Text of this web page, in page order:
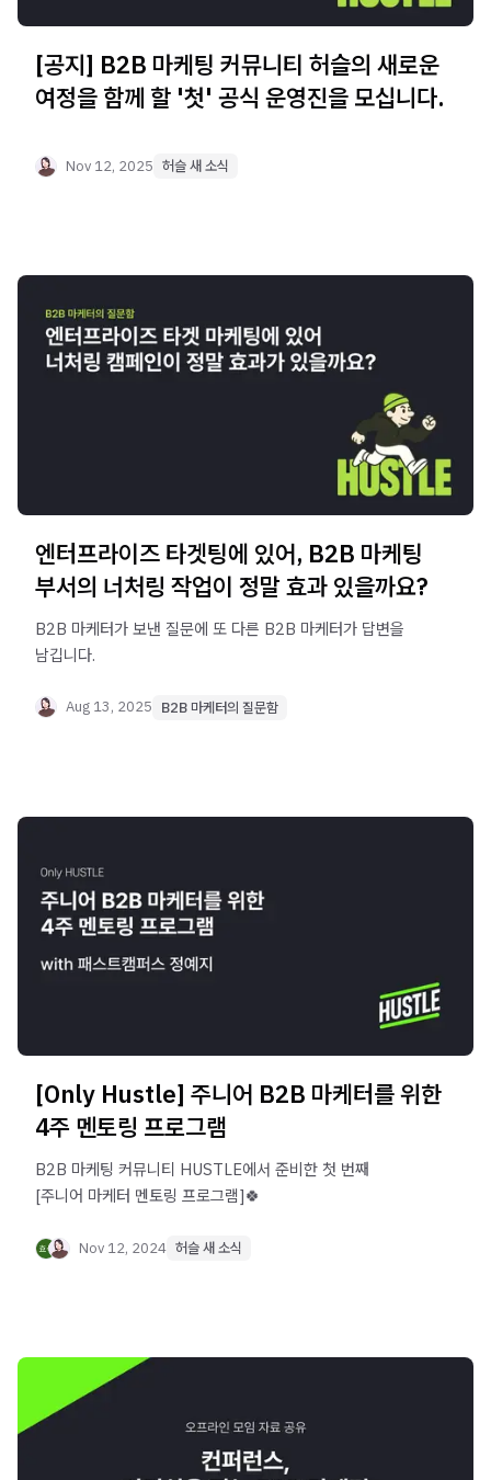
[공지] B2B 마케팅 커뮤니티 허슬의 새로운
여정을 함께 할 '첫' 공식 운영진을 모십니다.
Nov 12, 2025 허슬 새 소식
엔터프라이즈 타겟팅에 있어, B2B 마케팅
부서의 너처링 작업이 정말 효과 있을까요?
B2B 마케터가 보낸 질문에 또 다른 B2B 마케터가 답변을
남깁니다.
Aug 13, 2025 B2B 마케터의 질문함
[Only Hustle] 주니어 B2B 마케터를 위한
4주 멘토링 프로그램
B2B 마케팅 커뮤니티 HUSTLE에서 준비한 첫 번째
[주니어 마케터 멘토링 프로그램]🍀
Nov 12, 2024 허슬 새 소식